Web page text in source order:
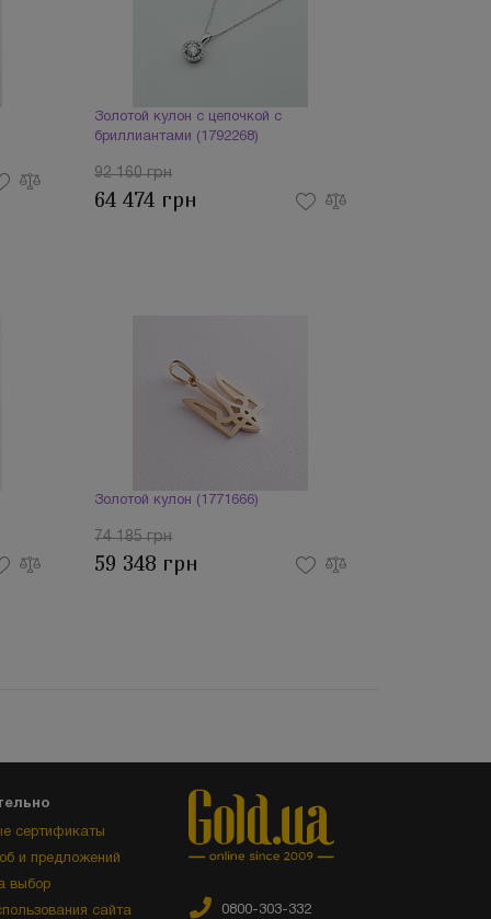
Золотой кулон с цепочкой с
бриллиантами (1792268)
92 160 грн
64 474 грн
Золотой кулон (1771666)
74 185 грн
59 348 грн
сертификаты
и предложений
выбор
сайта
0800-303-332